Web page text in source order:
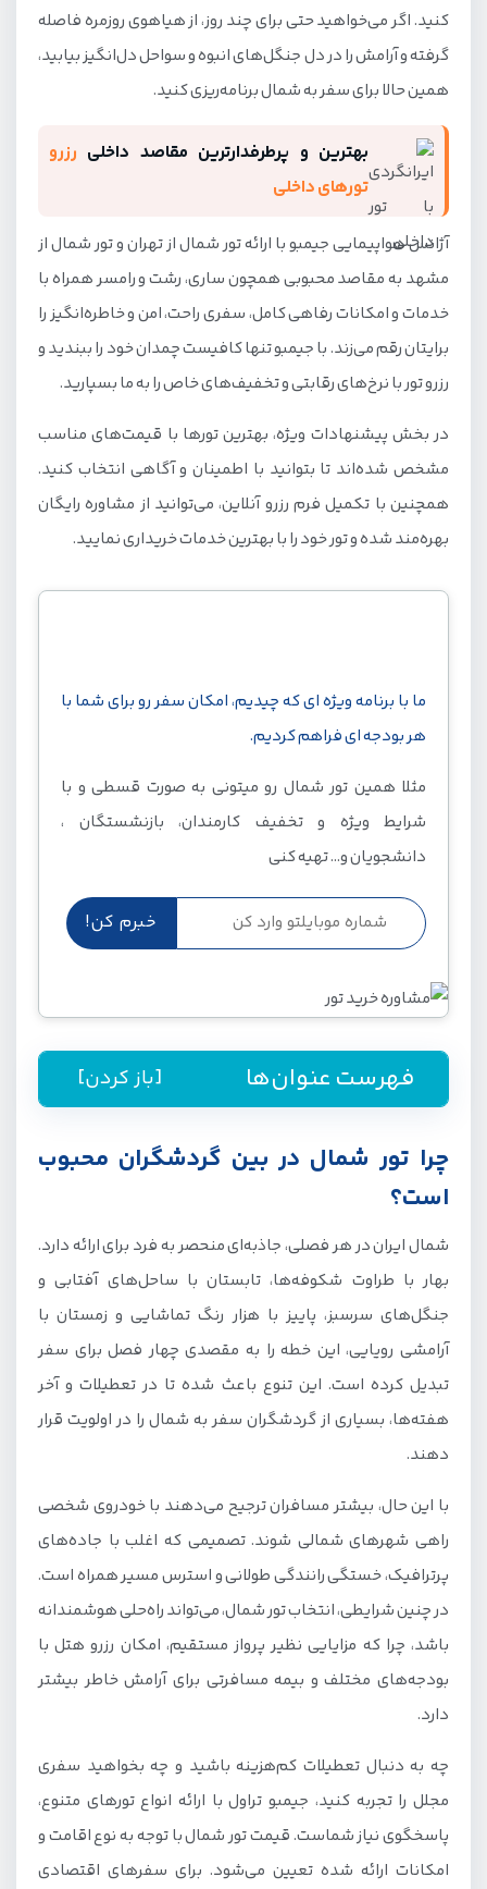
کنید. اگر می‌خواهید حتی برای چند روز، از هیاهوی روزمره فاصله
گرفته و آرامش را در دل جنگل‌های انبوه و سواحل دل‌انگیز بیابید،
همین حالا برای سفر به شمال برنامه‌ریزی کنید.
بهترین و پرطرفدارترین مقاصد داخلی رزرو
تورهای داخلی
آژانس هواپیمایی جیمبو با ارائه تور شمال از تهران و تور شمال از
مشهد به مقاصد محبوبی همچون ساری، رشت و رامسر همراه با
خدمات و امکانات رفاهی کامل، سفری راحت، امن و خاطره‌انگیز را
برایتان رقم می‌زند. با جیمبو تنها کافیست چمدان خود را ببندید و
رزرو تور با نرخ‌های رقابتی و تخفیف‌های خاص را به ما بسپارید.
در بخش پیشنهادات ویژه، بهترین تورها با قیمت‌های مناسب
مشخص شده‌اند تا بتوانید با اطمینان و آگاهی انتخاب کنید.
همچنین با تکمیل فرم رزرو آنلاین، می‌توانید از مشاوره رایگان
بهره‌مند شده و تور خود را با بهترین خدمات خریداری نمایید.
ما با برنامه ویژه ای که چیدیم، امکان سفر رو برای شما با
هر بودجه ای فراهم کردیم.
مثلا همین تور شمال رو میتونی به صورت قسطی و با
شرایط ویژه و تخفیف کارمندان، بازنشستگان ،
دانشجویان و... تهیه کنی
فهرست عنوان‌ها [باز کردن]
چرا تور شمال در بین گردشگران محبوب است؟
انواع تور شمال در جیمبو؛ از تهران و مشهد
تور ساری از تهران و مشهد
تور رشت از تهران و مشهد
تور رامسر از مشهد
چرا تور شمال در بین گردشگران محبوب
است؟
شمال ایران در هر فصلی، جاذبه‌ای منحصر به فرد برای ارائه دارد.
بهار با طراوت شکوفه‌ها، تابستان با ساحل‌های آفتابی و
جنگل‌های سرسبز، پاییز با هزار رنگ تماشایی و زمستان با
آرامشی رویایی، این خطه را به مقصدی چهار فصل برای سفر
تبدیل کرده است. این تنوع باعث شده تا در تعطیلات و آخر
هفته‌ها، بسیاری از گردشگران سفر به شمال را در اولویت قرار
دهند.
با این حال، بیشتر مسافران ترجیح می‌دهند با خودروی شخصی
راهی شهرهای شمالی شوند. تصمیمی که اغلب با جاده‌های
پر‌ترافیک، خستگی رانندگی طولانی و استرس مسیر همراه است.
در چنین شرایطی، انتخاب تور شمال، می‌تواند راه‌حلی هوشمندانه
باشد، چرا که مزایایی نظیر پرواز مستقیم، امکان رزرو هتل با
بودجه‌های مختلف و بیمه مسافرتی برای آرامش خاطر بیشتر
دارد.
چه به دنبال تعطیلات کم‌هزینه باشید و چه بخواهید سفری
مجلل را تجربه کنید، جیمبو تراول با ارائه انواع تورهای متنوع،
پاسخگوی نیاز شماست. قیمت تور شمال با توجه به نوع اقامت و
امکانات ارائه شده تعیین می‌شود. برای سفرهای اقتصادی